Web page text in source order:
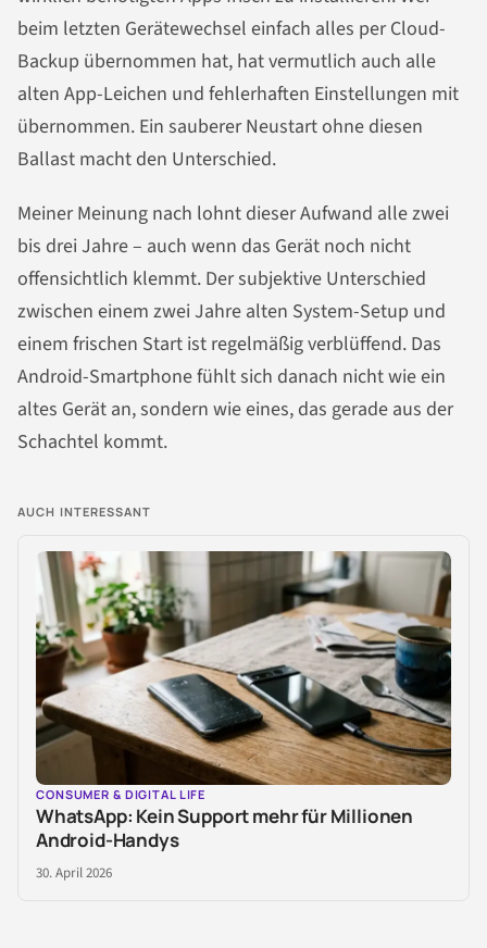
beim letzten Gerätewechsel einfach alles per Cloud-
Backup übernommen hat, hat vermutlich auch alle
alten App-Leichen und fehlerhaften Einstellungen mit
übernommen. Ein sauberer Neustart ohne diesen
Ballast macht den Unterschied.
Meiner Meinung nach lohnt dieser Aufwand alle zwei
bis drei Jahre – auch wenn das Gerät noch nicht
offensichtlich klemmt. Der subjektive Unterschied
zwischen einem zwei Jahre alten System-Setup und
einem frischen Start ist regelmäßig verblüffend. Das
Android-Smartphone fühlt sich danach nicht wie ein
altes Gerät an, sondern wie eines, das gerade aus der
Schachtel kommt.
AUCH INTERESSANT
CONSUMER & DIGITAL LIFE
WhatsApp: Kein Support mehr für Millionen
Android-Handys
30. April 2026